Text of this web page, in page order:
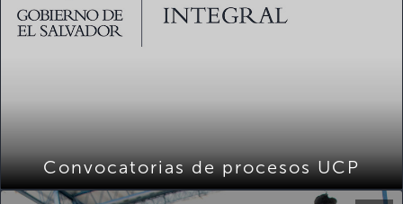
Convocatorias de procesos UCP